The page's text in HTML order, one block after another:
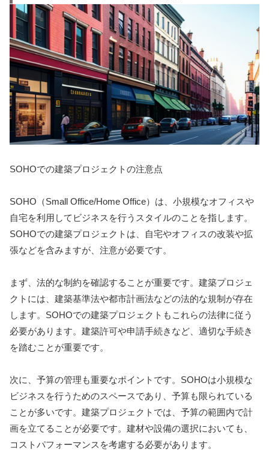
SOHOでの建築プロジェクトの注意点
SOHO（Small Office/Home Office）は、小規模なオフィスや
自宅を利用してビジネスを行うスタイルのことを指します。
SOHOでの建築プロジェクトは、自宅やオフィスの改装や拡
張などを含みますが、注意が必要です。
まず、法的な制約を確認することが重要です。建築プロジェ
クトには、建築基準法や都市計画法などの法的な規制が存在
します。SOHOでの建築プロジェクトもこれらの法律に従う
必要があります。建築許可や申請手続きなど、適切な手続き
を踏むことが重要です。
次に、予算の管理も重要なポイントです。SOHOは小規模な
ビジネスを行うためのスペースであり、予算も限られている
ことが多いです。建築プロジェクトでは、予算の範囲内で計
画を立てることが必要です。建材や設備の選択においても、
コストパフォーマンスを考慮する必要があります。